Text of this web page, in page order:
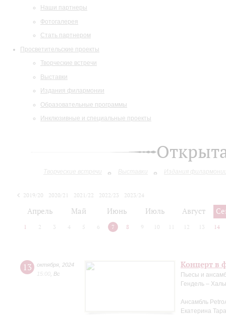
Наши партнеры
Фотогалерея
Стать партнером
Просветительские проекты
Творческие встречи
Выставки
Издания филармонии
Образовательные программы
Инклюзивные и специальные проекты
Творческие встречи Выставки Издания
2019/20 2020/21 2021/22 2022/23
2023/24
Апрель Май Июнь Июль Август
1 2 3 4 5 6 7 8 9 10 12 13 14
13 октября 2024
15:00 Вс
Концерт в
Пьесы и
Гендель –
Ансамбль
Екатерина